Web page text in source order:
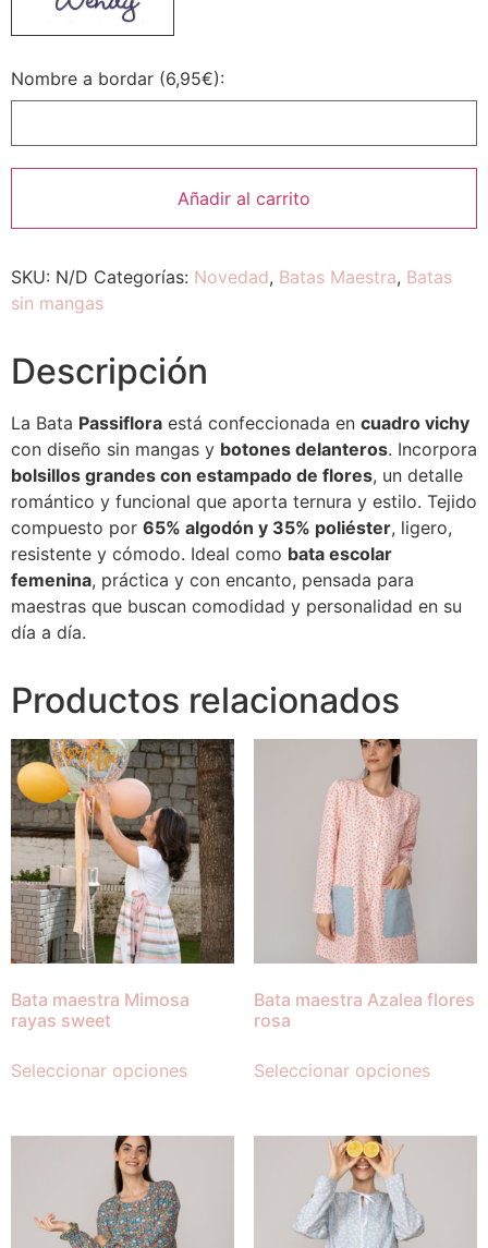
Nombre a bordar (6,95€):
Añadir al carrito
SKU: N/D Categorías: Novedad, Batas Maestra, Batas
sin mangas
Descripción
La Bata Passiflora está confeccionada en cuadro vichy
con diseño sin mangas y botones delanteros. Incorpora
bolsillos grandes con estampado de flores, un detalle
romántico y funcional que aporta ternura y estilo. Tejido
compuesto por 65% algodón y 35% poliéster, ligero,
resistente y cómodo. Ideal como bata escolar
femenina, práctica y con encanto, pensada para
maestras que buscan comodidad y personalidad en su
día a día.
Productos relacionados
Bata maestra Mimosa
rayas sweet
Seleccionar opciones
Bata maestra Azalea flores
rosa
Seleccionar opciones